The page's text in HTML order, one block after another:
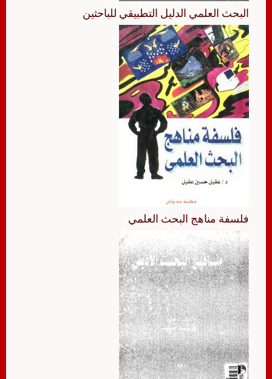
البحث العلمي الدليل التطبيقي للباحثين
فلسفة مناهج البحث العلمي